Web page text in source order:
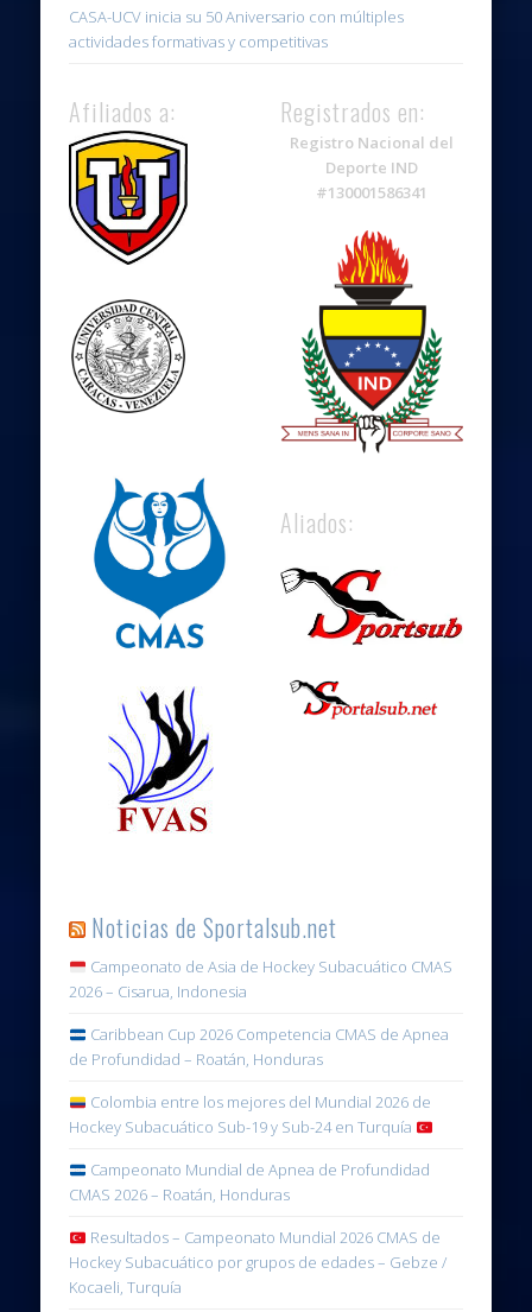
CASA-UCV inicia su 50 Aniversario con múltiples
actividades formativas y competitivas
Afiliados a: Registrados en:
Registro Nacional del
Deporte IND
#130001586341
Aliados:
Noticias de Sportalsub.net
Campeonato de Asia de Hockey Subacuático CMAS
2026 – Cisarua, Indonesia
Caribbean Cup 2026 Competencia CMAS de Apnea
de Profundidad – Roatán, Honduras
Colombia entre los mejores del Mundial 2026 de
Hockey Subacuático Sub-19 y Sub-24 en Turquía
Campeonato Mundial de Apnea de Profundidad
CMAS 2026 – Roatán, Honduras
Resultados – Campeonato Mundial 2026 CMAS de
Hockey Subacuático por grupos de edades – Gebze /
Kocaeli, Turquía